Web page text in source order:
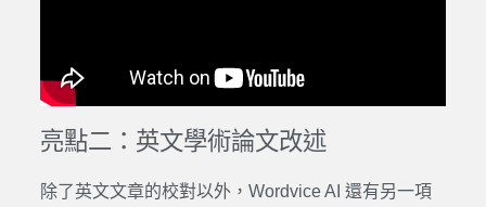
亮點二： 英文學術論文改述
除了英文文章的校對以外， Wordvice AI 還有另一項